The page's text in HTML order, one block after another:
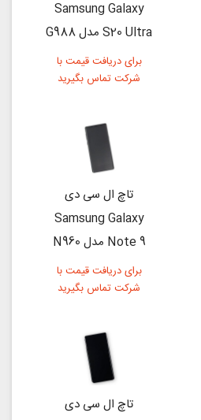
Samsung Galaxy
S20 Ultra مدل G988
برای دریافت قیمت با
شرکت تماس بگیرید
تاچ ال سی دی
Samsung Galaxy
Note 9 مدل N960
برای دریافت قیمت با
شرکت تماس بگیرید
تاچ ال سی دی